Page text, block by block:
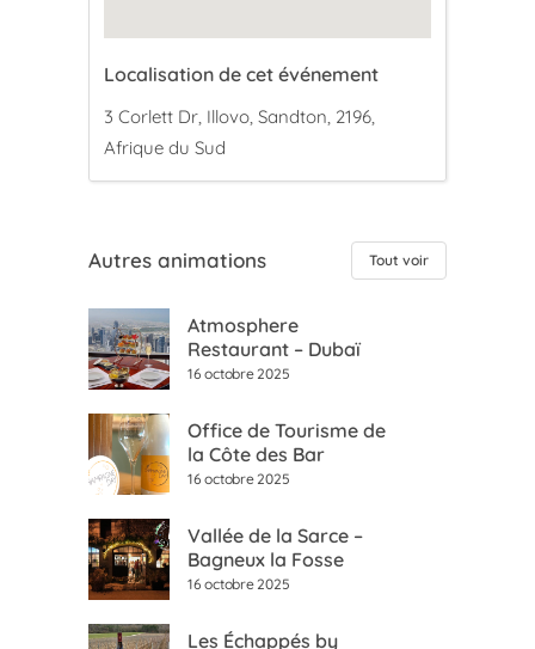
Localisation de cet événement
3 Corlett Dr, Illovo, Sandton, 2196,
Afrique du Sud
Autres animations Tout voir
Atmosphere
Restaurant – Dubaï
16 octobre 2025
Office de Tourisme de
la Côte des Bar
16 octobre 2025
Vallée de la Sarce –
Bagneux la Fosse
16 octobre 2025
Les Échappés by